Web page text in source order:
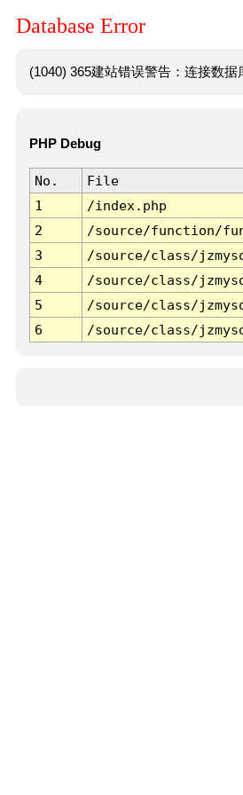
Database Error
(1040) 365建站错误警告：连接数
PHP Debug
No. File
1
/index.php
2
/source/function/
3
/source/class/
4
/source/class/
5
/source/class/
6
/source/class/